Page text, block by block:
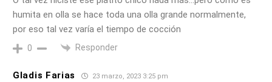
humita en olla se hace toda una olla grande normalmente,
por eso tal vez varía el tiempo de cocción
0 Responder
Gladis Farias 23 marzo, 2023 3:25 pm